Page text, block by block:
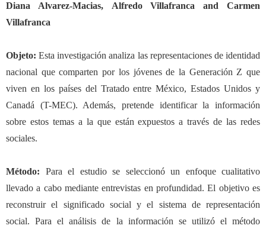
Diana Alvarez-Macias, Alfredo Villafranca and Carmen
Villafranca
Objeto:Esta investigación analiza las representaciones de identidad
nacional quecomparten porlos jóvenes de la Generación Z que
viven en los países del Tratado entre México, Estados Unidos y
Canadá (T-MEC). Además, pretende identificar la información
sobre estos temas a la que están expuestos a través de las redes
sociales.
Método: Para el estudio se seleccionó un enfoque cualitativo
llevado a cabo mediante entrevistas en profundidad. El objetivo es
reconstruir el significado social y el sistema de representación
social. Para el análisis de la información se utilizó el método